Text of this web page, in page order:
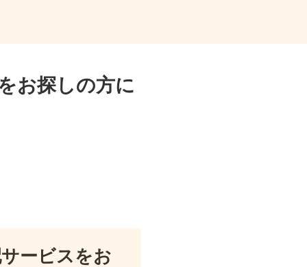
お探しの方に
ービスをお